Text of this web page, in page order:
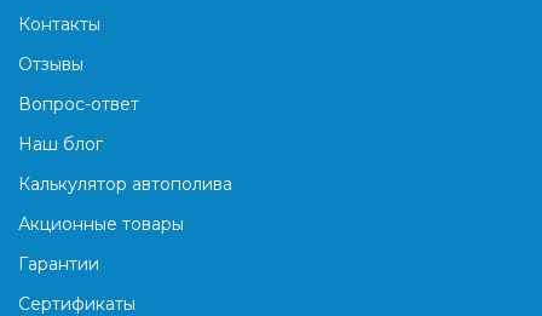
Контакты
Отзывы
Вопрос-ответ
Наш блог
Калькулятор автополива
Акционные товары
Гарантии
Сертификаты